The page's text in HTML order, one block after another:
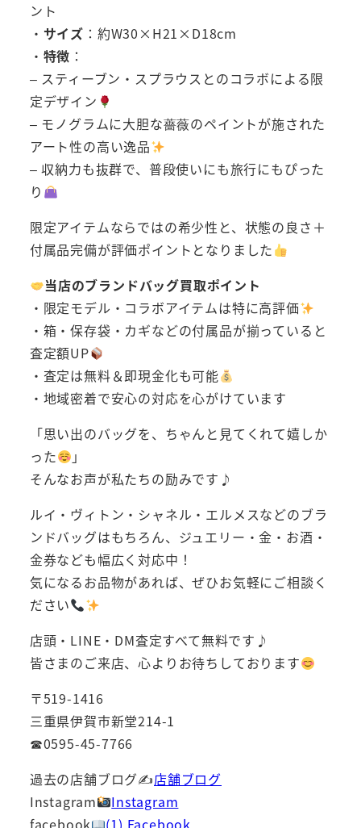
ント
・ サイズ ：約W30×H21×D18cm
・ 特徴 ：
– スティーブン・スプラウスとのコラボによる限
定デザイン
– モノグラムに大胆な薔薇のペイントが施された
アート性の高い逸品
– 収納力も抜群で、普段使いにも旅行にもぴった
り
限定アイテムならではの希少性と、状態の良さ＋
付属品完備が評価ポイントとなりました
当店のブランドバッグ買取ポイント
・限定モデル・コラボアイテムは特に高評価
・箱・保存袋・カギなどの付属品が揃っていると
査定額UP
・査定は無料＆即現金化も可能
・地域密着で安心の対応を心がけています
「思い出のバッグを、ちゃんと見てくれて嬉しか
った
」
そんなお声が私たちの励みです♪
ルイ・ヴィトン・シャネル・エルメスなどのブラ
ンドバッグはもちろん、ジュエリー・金・お酒・
金券なども幅広く対応中！
気になるお品物があれば、ぜひお気軽にご相談く
ださい
店頭・LINE・DM査定すべて無料です♪
皆さまのご来店、心よりお待ちしております
〒519-1416
三重県伊賀市新堂214-1
☎0595-45-7766
過去の店舗ブログ✍店舗ブログ
Instagram
Instagram